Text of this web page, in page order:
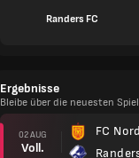
Randers FC
Ergebnisse
Bleibe über die neuesten
02 AUG
Voll.
FC